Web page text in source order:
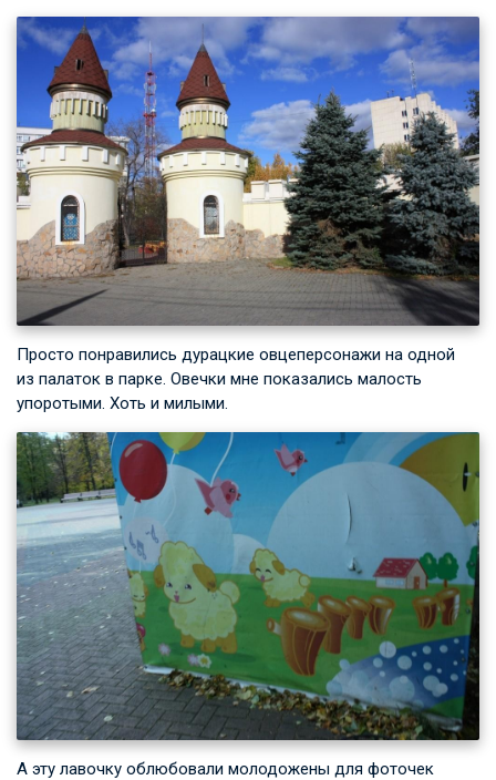
Просто понравились дурацкие овцеперсонажи на одной
из палаток в парке. Овечки мне показались малость
упоротыми. Хоть и милыми.
А эту лавочку облюбовали молодожены для фоточек